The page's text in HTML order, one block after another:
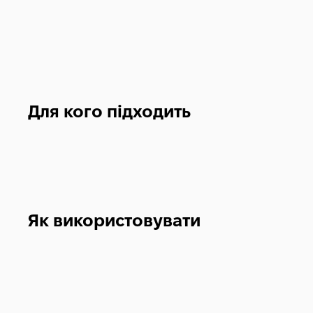
Для кого підходить
Як використовувати